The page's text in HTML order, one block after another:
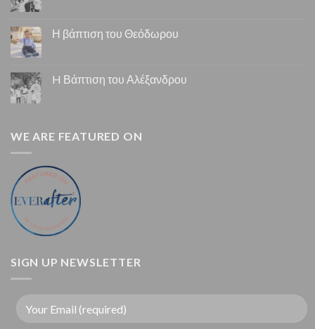
Η βάπτιση του Θεόδωρου
H Βάπτιση του Αλέξανδρου
WE ARE FEATURED ON
SIGN UP NEWSLETTER